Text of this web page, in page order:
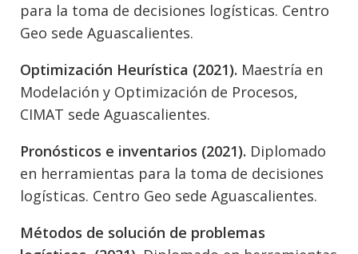
para la toma de decisiones logísticas. Centro
Geo sede Aguascalientes.
Optimización Heurística (2021). Maestría en
Modelación y Optimización de Procesos,
CIMAT sede Aguascalientes.
Pronósticos e inventarios (2021). Diplomado
en herramientas para la toma de decisiones
logísticas. Centro Geo sede Aguascalientes.
Métodos de solución de problemas